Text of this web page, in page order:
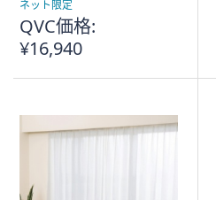
ネット限定
QVC価格:
¥16,940